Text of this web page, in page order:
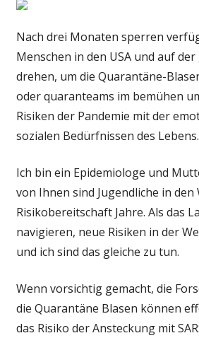
Nach drei Monaten sperren
Menschen in den USA und auf
drehen, um die Quarantäne-
oder quaranteams im bemühen
Risiken der Pandemie mit der
sozialen Bedürfnissen des Lebens.
Ich bin ein Epidemiologe und
von Ihnen sind Jugendliche in
Risikobereitschaft Jahre. Als das
navigieren, neue Risiken in der
und ich sind das gleiche zu tun.
Wenn vorsichtig gemacht, die
die Quarantäne Blasen können
das Risiko der Ansteckung mit